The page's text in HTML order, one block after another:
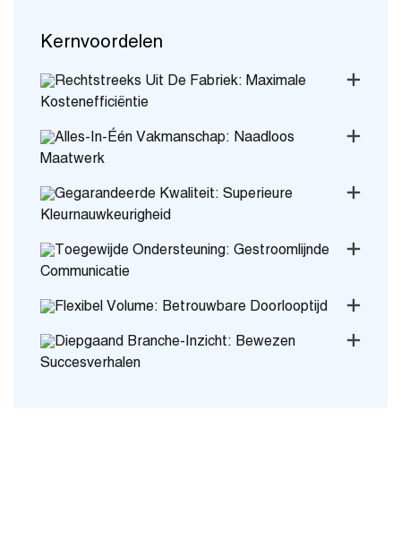
Kernvoordelen
Rechtstreeks Uit De Fabriek: Maximale
Kostenefficiëntie
Alles-In-Één Vakmanschap: Naadloos
Maatwerk
Gegarandeerde Kwaliteit: Superieure
Kleurnauwkeurigheid
Toegewijde Ondersteuning: Gestroomlijnde
Communicatie
Flexibel Volume: Betrouwbare Doorlooptijd
Diepgaand Branche-Inzicht: Bewezen
Succesverhalen